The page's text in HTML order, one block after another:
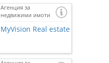
Агенция за
недвижими имоти
MyVision Real estate